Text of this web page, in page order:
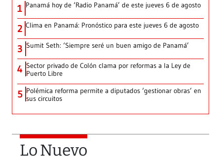
1 Panamá hoy de ‘Radio Panamá’ de este jueves 6 de agosto
2 Clima en Panamá: Pronóstico para este jueves 6 de agosto
3 Sumit Seth: ‘Siempre seré un buen amigo de Panamá’
4 Sector privado de Colón clama por reformas a la Ley de
Puerto Libre
5 Polémica reforma permite a diputados ‘gestionar obras’ en
sus circuitos
Lo Nuevo